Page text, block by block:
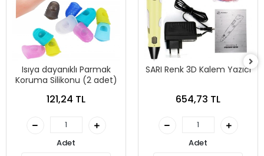
Isıya dayanıklı Parmak
Koruma Silikonu (2 adet)
121,24 TL
Adet
SARI Renk 3D Kalem Yazıcı
654,73 TL
Adet